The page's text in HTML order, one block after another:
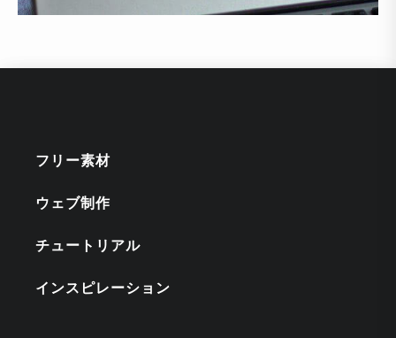
フリー素材
ウェブ制作
チュートリアル
インスピレーション